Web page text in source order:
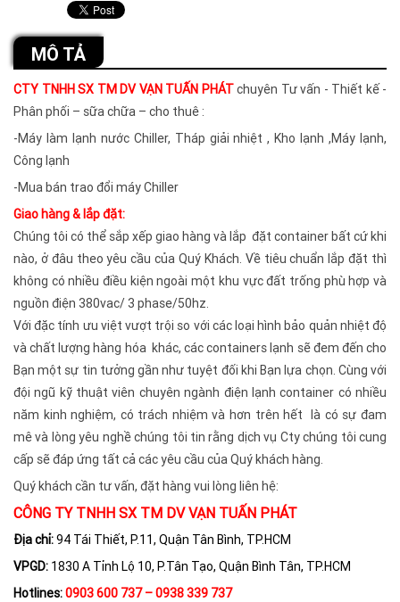
MÔ TẢ
CTY TNHH SX TM DV VẠN TUẤN PHÁTchuyên Tư vấn - Thiết kế -
Phân phối – sữa chữa – cho thuê :
-Máy làm lạnh nước Chiller, Tháp giải nhiệt , Kho lạnh ,Máy lạnh,
Công lạnh
-Mua bán trao đổi máy Chiller
Giao hàng & lắp đặt:
Chúng tôi có thể sắp xếp giao hàng và lắp đặt container bất cứ khi
nào, ở đâu theo yêu cầu của Quý Khách. Về tiêu chuẩn lắp đặt thì
không có nhiều điều kiện ngoài một khu vực đất trống phù hợp và
nguồn điện 380vac/ 3 phase/50hz.
Với đặc tính ưu việt vượt trội so với các loại hình bảo quản nhiệt độ
và chất lượng hàng hóa khác, các containers lạnh sẽ đem đến cho
Bạn một sự tin tưởng gần như tuyệt đối khi Bạn lựa chọn. Cùng với
đội ngũ kỹ thuật viên chuyên ngành điện lạnh container có nhiều
năm kinh nghiệm, có trách nhiệm và hơn trên hết là có sự đam
mê và lòng yêu nghề chúng tôi tin rằng dịch vụ Cty chúng tôi cung
cấp sẽ đáp ứng tất cả các yêu cầu của Quý khách hàng.
Quý khách cần tư vấn, đặt hàng vui lòng liên hệ:
CÔNG TY TNHH SX TM DV VẠN TUẤN PHÁT
Địa chỉ:94 Tái Thiết, P.11, Quận Tân Bình, TP.HCM
VPGD: 1830 A Tỉnh Lộ 10, P.Tân Tạo, Quận Bình Tân, TP.HCM
Hotlines:0903 600 737 – 0938 339 737